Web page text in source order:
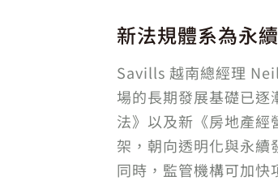
新法規體系為永
Savills 越南總經理
場的長期發展基礎已逐
法》以及新《房地產經
架，朝向透明化與永續
同時，監管機構可加快